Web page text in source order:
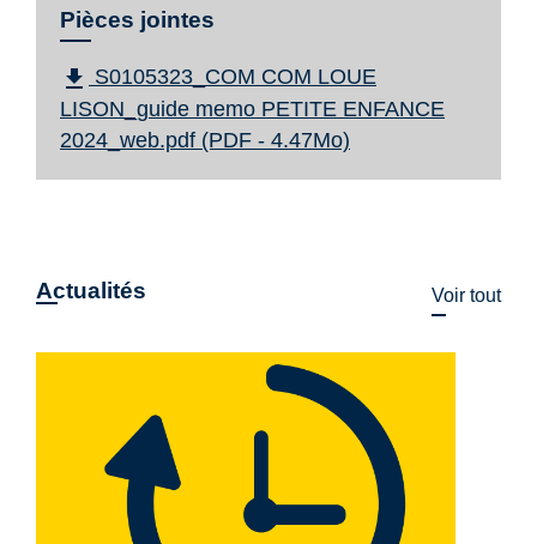
Pièces jointes
file_download S0105323_COM COM LOUE
LISON_guide memo PETITE ENFANCE
2024_web.pdf (PDF - 4.47Mo)
Actualités Voir tout